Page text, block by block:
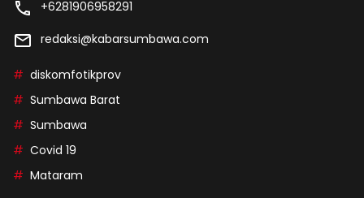
+6281906958291
redaksi@kabarsumbawa.com
diskomfotikprov
Sumbawa Barat
Sumbawa
Covid 19
Mataram